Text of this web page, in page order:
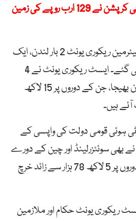
محکمہ اینٹی کرپشن نے 129 ارب روپے کی زمین
دستاویزات کے مطابق چیئرمین ریکوری یونٹ 2 بار لندن، ایک
ایک بارسوئٹزرلینڈ اور دبئی گئے۔ ایسٹ ریکوری یونٹ نے 4
مرتبہ اپنے ماہرین کو لندن بھیجا، جن کے دوروں پر 15 لاکھ
ہوئی قومی دولت کی واپسی کے
بھی سوئٹزرلینڈ اور چین کے دورے
کیے۔ یونٹ ممبران کے دوروں پر 5 لاکھ 78 ہزار سے زائد خرچ
ریکوری یونٹ حکام اور ملازمین